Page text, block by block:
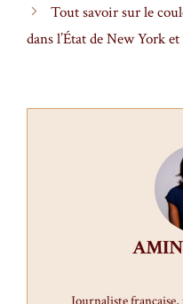
Tout savoir sur le
dans l’État de New York et